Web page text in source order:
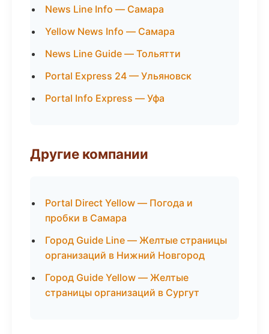
News Line Info — Самара
Yellow News Info — Самара
News Line Guide — Тольятти
Portal Express 24 — Ульяновск
Portal Info Express — Уфа
Другие компании
Portal Direct Yellow — Погода и
пробки в Самара
Город Guide Line — Желтые страницы
организаций в Нижний Новгород
Город Guide Yellow — Желтые
страницы организаций в Сургут